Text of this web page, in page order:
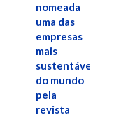
nomeada
uma das
empresas
mais
sustentáveis
do mundo
pela
revista